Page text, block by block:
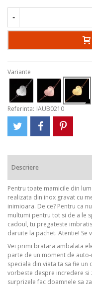
-
Variante
Referinta: IAUB0210
Descriere
Pentru toate mamicile din
realizata din inox gravat cu
inimioara. De ce? Pentru ca
multumi pentru tot si de a le
cadoul, tu pregateste
daruite la pachet. Atentie! Se
Vei primi bratara ambalata
parte de un moment de
speciala din viata ta sa fie
vorbeste despre incredere si
surprizele fac doamnele sa